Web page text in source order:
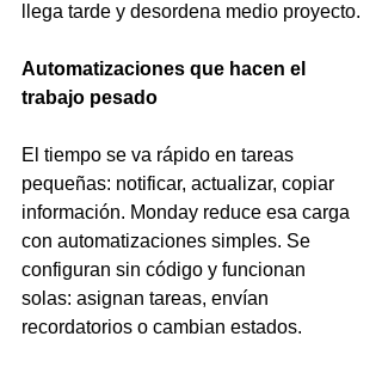
llega tarde y desordena medio proyecto.
Automatizaciones que hacen el
trabajo pesado
El tiempo se va rápido en tareas
pequeñas: notificar, actualizar, copiar
información. Monday reduce esa carga
con automatizaciones simples. Se
configuran sin código y funcionan
solas: asignan tareas, envían
recordatorios o cambian estados.